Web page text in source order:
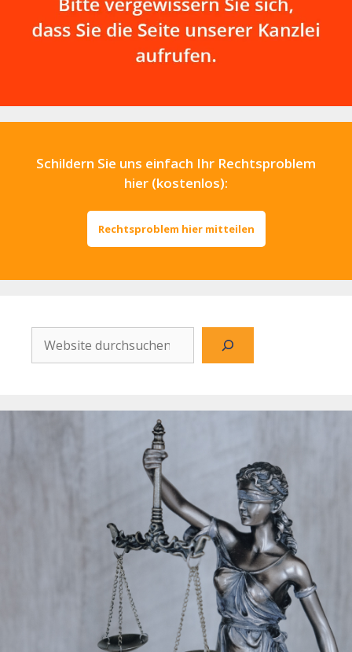
Schildern Sie uns einfach Ihr Rechtsproblem
hier (kostenlos):
Rechtsproblem hier mitteilen
Website
durchsuchen